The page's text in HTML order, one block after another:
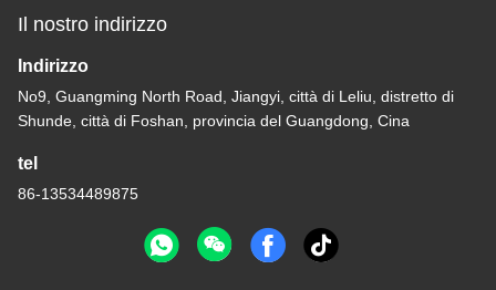
Il nostro indirizzo
Indirizzo
No9, Guangming North Road, Jiangyi, città di Leliu, distretto di
Shunde, città di Foshan, provincia del Guangdong, Cina
tel
86-13534489875